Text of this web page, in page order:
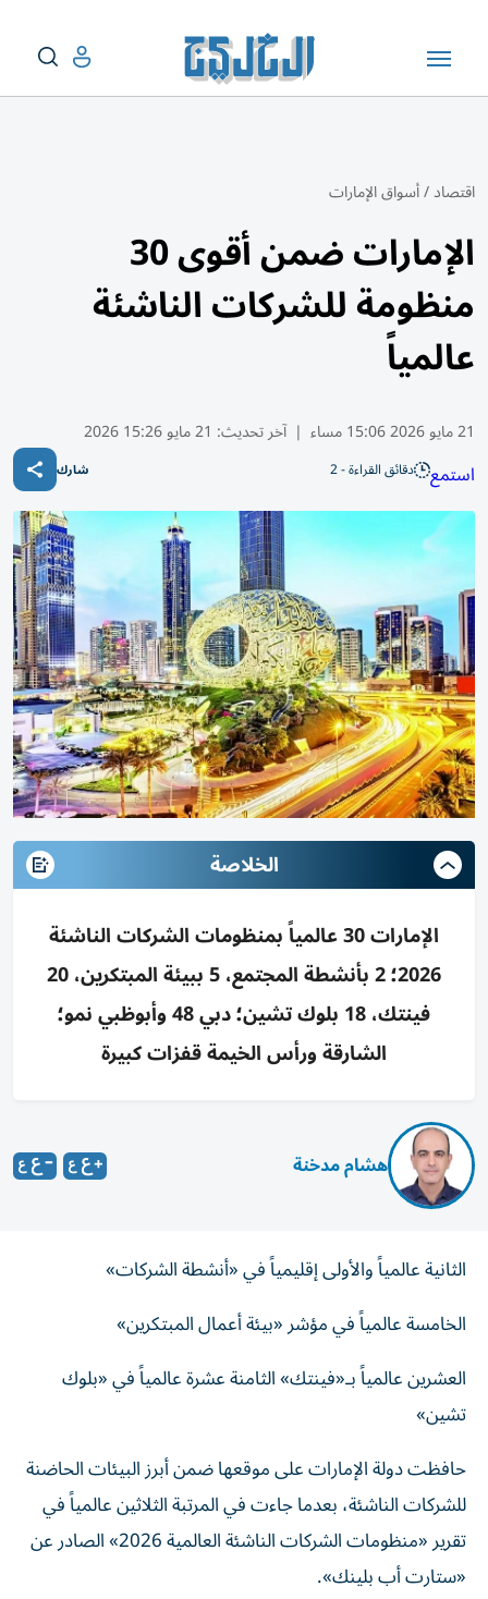
اقتصاد/أسواق الإمارات
الإمارات ضمن أقوى 30
منظومة للشركات الناشئة
عالمياً
21 مايو 2026 15:06 مساء | آخر تحديث: 21 مايو 15:26 2026
استمع دقائق القراءة - 2 شارك
الخلاصة
الإمارات 30 عالمياً بمنظومات الشركات الناشئة
2026؛ 2 بأنشطة المجتمع، 5 ببيئة المبتكرين، 20
فينتك، 18 بلوك تشين؛ دبي 48 وأبوظبي نمو؛
الشارقة ورأس الخيمة قفزات كبيرة
هشام مدخنة
الثانية عالمياً والأولى إقليمياً في «أنشطة الشركات»
الخامسة عالمياً في مؤشر «بيئة أعمال المبتكرين»
العشرين عالمياً بـ«فينتك» الثامنة عشرة عالمياً في «بلوك
تشين»
حافظت دولة الإمارات على موقعها ضمن أبرز البيئات الحاضنة
للشركات الناشئة، بعدما جاءت في المرتبة الثلاثين عالمياً في
تقرير «منظومات الشركات الناشئة العالمية 2026» الصادر عن
«ستارت أب بلينك».